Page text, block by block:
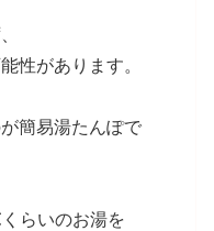
性があります。
簡易湯たんぽで
らいのお湯を